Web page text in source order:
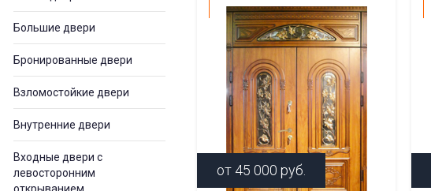
Большие двери
Бронированные двери
Взломостойкие двери
Внутренние двери
Входные двери с
левосторонним
от 45 000 руб.